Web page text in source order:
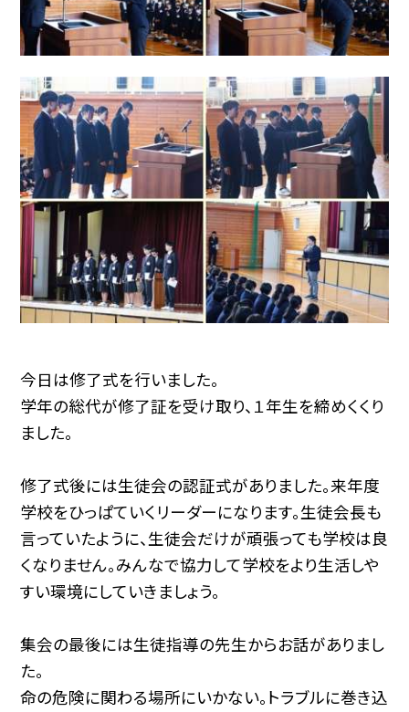
今日は修了式を行いました。
学年の総代が修了証を受け取り、１年生を締めくくり
ました。
修了式後には生徒会の認証式がありました。来年度
学校をひっぱていくリーダーになります。生徒会長も
言っていたように、生徒会だけが頑張っても学校は良
くなりません。みんなで協力して学校をより生活しや
すい環境にしていきましょう。
集会の最後には生徒指導の先生からお話がありまし
た。
命の危険に関わる場所にいかない。トラブルに巻き込